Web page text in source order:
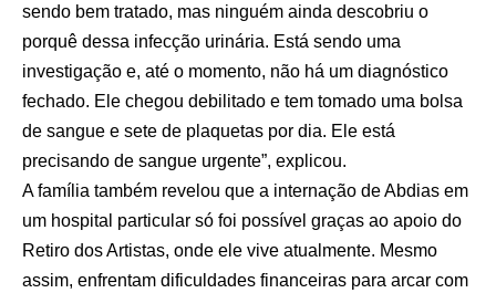
sendo bem tratado, mas ninguém ainda descobriu o
porquê dessa infecção urinária. Está sendo uma
investigação e, até o momento, não há um diagnóstico
fechado. Ele chegou debilitado e tem tomado uma bolsa
de sangue e sete de plaquetas por dia. Ele está
precisando de sangue urgente”, explicou.
A família também revelou que a internação de Abdias em
um hospital particular só foi possível graças ao apoio do
Retiro dos Artistas, onde ele vive atualmente. Mesmo
assim, enfrentam dificuldades financeiras para arcar com